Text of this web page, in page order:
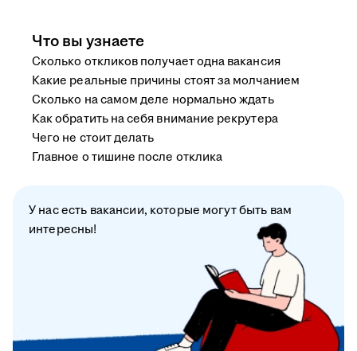
Что вы узнаете
Сколько откликов получает одна вакансия
Какие реальные причины стоят за молчанием
Сколько на самом деле нормально ждать
Как обратить на себя внимание рекрутера
Чего не стоит делать
Главное о тишине после отклика
У нас есть вакансии, которые могут быть вам
интересны!